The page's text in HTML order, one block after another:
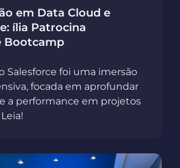
em Data Cloud e
ília Patrocina
Bootcamp
Salesforce foi uma imersão
focada em aprofundar
a performance em projetos